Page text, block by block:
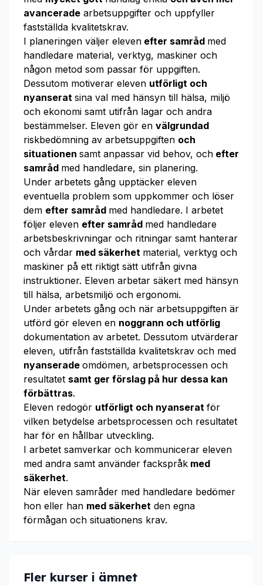
avancerade arbetsuppgifter och uppfyller
fastställda kvalitetskrav.
I planeringen väljer eleven efter samråd med
handledare material, verktyg, maskiner och
någon metod som passar för uppgiften.
Dessutom motiverar eleven utförligt och
nyanserat sina val med hänsyn till hälsa, miljö
och ekonomi samt utifrån lagar och andra
bestämmelser. Eleven gör en välgrundad
riskbedömning av arbetsuppgiften och
situationen samt anpassar vid behov, och efter
samråd med handledare, sin planering.
Under arbetets gång upptäcker eleven
eventuella problem som uppkommer och löser
dem efter samråd med handledare. I arbetet
följer eleven efter samråd med handledare
arbetsbeskrivningar och ritningar samt hanterar
och vårdar med säkerhet material, verktyg och
maskiner på ett riktigt sätt utifrån givna
instruktioner. Eleven arbetar säkert med hänsyn
till hälsa, arbetsmiljö och ergonomi.
Under arbetets gång och när arbetsuppgiften är
utförd gör eleven en noggrann och utförlig
dokumentation av arbetet. Dessutom utvärderar
eleven, utifrån fastställda kvalitetskrav och med
nyanserade omdömen, arbetsprocessen och
resultatet samt ger förslag på hur dessa kan
förbättras.
Eleven redogör utförligt och nyanserat för
vilken betydelse arbetsprocessen och resultatet
har för en hållbar utveckling.
I arbetet samverkar och kommunicerar eleven
med andra samt använder fackspråk med
säkerhet.
När eleven samråder med handledare bedömer
hon eller han med säkerhet den egna
förmågan och situationens krav.
Fler kurser i ämnet